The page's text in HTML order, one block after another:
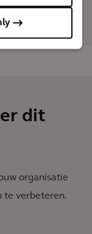
dit
organisatie
te verbeteren.